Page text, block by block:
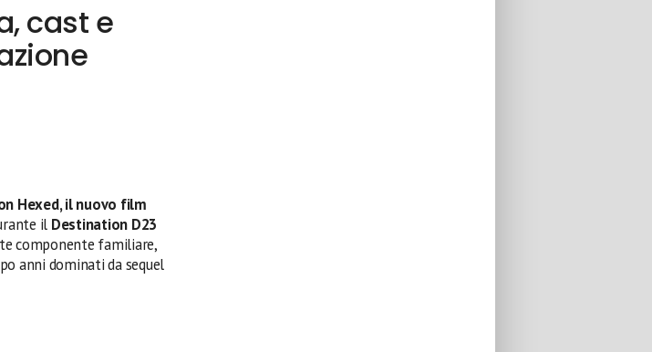
cast e
Hexed, il nuovo film
il Destination D23
componente familiare,
anni dominati da sequel